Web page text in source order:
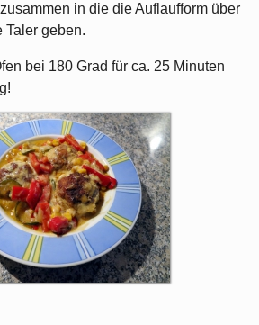
in die die Auflaufform über
Taler geben.
bei 180 Grad für ca. 25 Minuten